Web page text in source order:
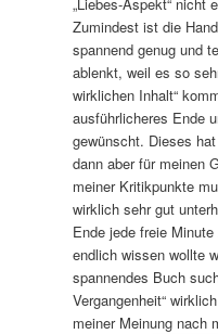
Zumindest ist die
spannend genug und
ablenkt, weil es so
wirklichen Inhalt“
ausführlicheres Ende
gewünscht. Dieses
dann aber für meinen
meiner Kritikpunkte
wirklich sehr gut
Ende jede freie
endlich wissen wollte
spannendes Buch
Vergangenheit“
meiner Meinung nach